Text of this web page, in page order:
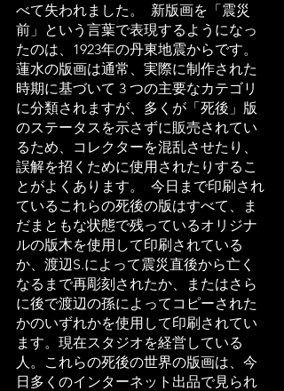
べて失われました。  新版画を「震災
前」という言葉で表現するようになっ
たのは、1923年の丹東地震からです。
蓮水の版画は通常、実際に制作された
時期に基づいて 3 つの主要なカテゴリ
に分類されますが、多くが「死後」版
のステータスを示さずに販売されてい
るため、コレクターを混乱させたり、
誤解を招くために使用されたりするこ
とがよくあります。  今日まで印刷され
ているこれらの死後の版はすべて、ま
だまともな状態で残っているオリジナ
ルの版木を使用して印刷されている
か、渡辺S.によって震災直後から亡く
なるまで再彫刻されたか、またはさら
に後で渡辺の孫によってコピーされた
かのいずれかを使用して印刷されてい
ます。現在スタジオを経営している
人。これらの死後の世界の版画は、今
日多くのインターネット出品で見られ